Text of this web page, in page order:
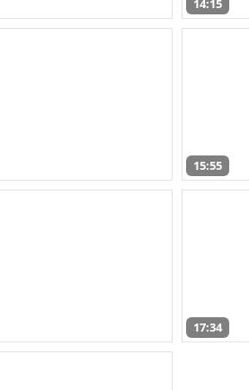
14:15
15:55
17:34